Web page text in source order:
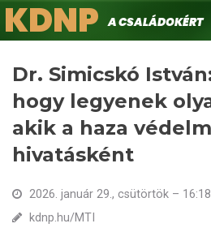
Ugrás
a
Keresés
KDNPA családokért.
Dr. Simicskó
hogy legyenek
akik a haza
hivatásként
2026. január 29., csütörtök – 16:18
kdnp.hu/MTI